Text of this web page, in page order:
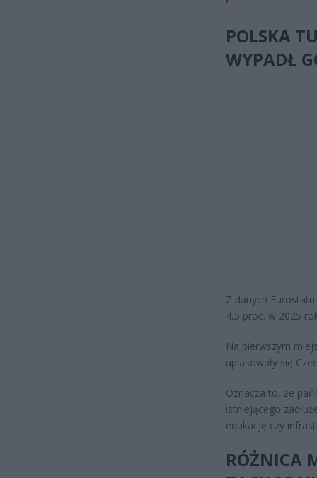
POLSKA
WYPADŁ
Z danych
4,5 proc. w 2025
Na pierwszym
uplasowały się
Oznacza to, że
istniejącego
edukację czy
RÓŻNICA